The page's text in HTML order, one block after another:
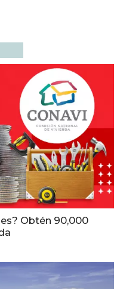
Obtén 90,000